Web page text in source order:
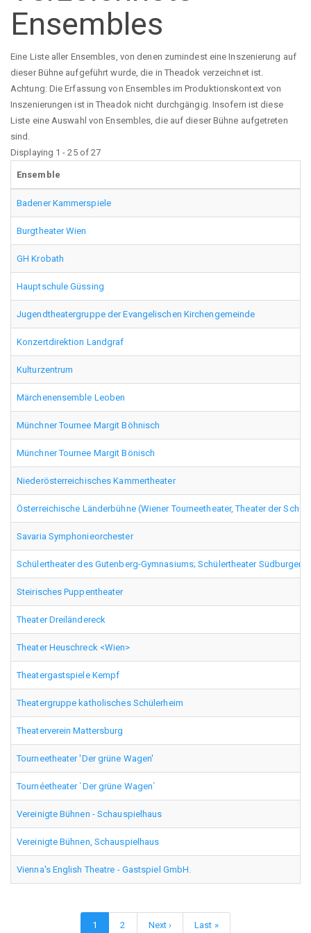
Ensembles
Eine Liste aller Ensembles, von denen zumindest eine Inszenierung auf
dieser Bühne aufgeführt wurde, die in Theadok verzeichnet ist.
Achtung: Die Erfassung von Ensembles im Produktionskontext von
Inszenierungen ist in Theadok nicht durchgängig. Insofern ist diese
Liste eine Auswahl von Ensembles, die auf dieser Bühne aufgetreten
sind.
Displaying 1 - 25 of 27
Ensemble
Badener Kammerspiele
Burgtheater Wien
GH Krobath
Hauptschule Güssing
Jugendtheatergruppe der Evangelischen Kirchengemeinde
Konzertdirektion Landgraf
Kulturzentrum
Märchenensemble Leoben
Münchner Tournee Margit Böhnisch
Münchner Tournee Margit Bönisch
Niederösterreichisches Kammertheater
Österreichische Länderbühne (Wiener Tourneetheater, Theater der
Savaria Symphonieorchester
Schülertheater des Gutenberg-Gymnasiums; Schülertheater
Steirisches Puppentheater
Theater Dreiländereck
Theater Heuschreck <Wien>
Theatergastspiele Kempf
Theatergruppe katholisches Schülerheim
Theaterverein Mattersburg
Tourneetheater 'Der grüne Wagen'
Tournéetheater `Der grüne Wagen`
Vereinigte Bühnen - Schauspielhaus
Vereinigte Bühnen, Schauspielhaus
Vienna's English Theatre - Gastspiel GmbH.
Seitennummerierung
Aktuelle
1 Page
2 Nächste
Next › Letzte
Last »